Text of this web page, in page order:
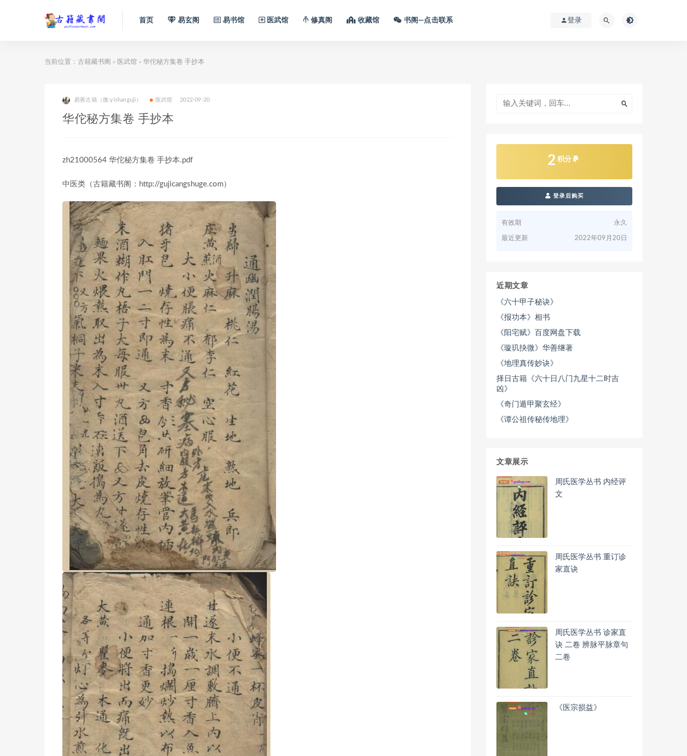
首页 易玄阁 易书馆 医武馆 修真阁 收藏馆 书阁—点击联系 登录
当前位置： 古籍藏书阁 > 医武馆 > 华佗秘方集卷 手抄本
易善古籍（微:yishanguji） 医武馆 2022-09-20
华佗秘方集卷 手抄本
zh21000564 华佗秘方集卷 手抄本.pdf
中医类（古籍藏书阁：http://gujicangshuge.com）
2 积分
登录后购买
有效期 永久
最近更新 2022年09月20日
近期文章
《六十甲子秘诀》
《报功本》相书
《阳宅赋》百度网盘下载
《璇玑抉微》华善继著
《地理真传妙诀》
择日古籍《六十日八门九星十二时吉
凶》
《奇门遁甲聚玄经》
《谭公祖传秘传地理》
文章展示
周氏医学丛书 内经评
文
周氏医学丛书 重订诊
家直诀
周氏医学丛书 诊家直
诀 二卷 辨脉平脉章句
二卷
《医宗损益》